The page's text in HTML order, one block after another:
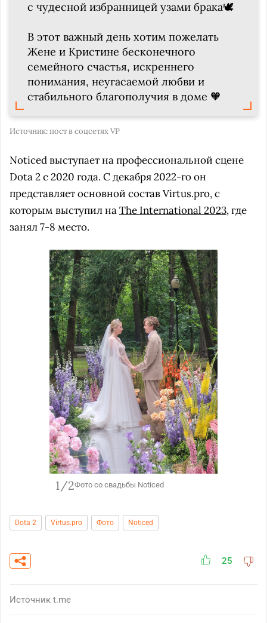
с чудесной избранницей узами брака🕊
В этот важный день хотим пожелать
Жене и Кристине бесконечного
семейного счастья, искреннего
понимания, неугасаемой любви и
стабильного благополучия в доме 🧡
Источник:пост в соцсетях VP
Noticed выступает на профессиональной сцене
Dota 2 с 2020 года. С декабря 2022-го он
представляет основной состав Virtus.pro, с
которым выступил наThe International 2023, где
занял 7-8 место.
1/2Фото со свадьбы Noticed
Dota 2 Virtus.pro Фото Noticed
25
Источник t.me